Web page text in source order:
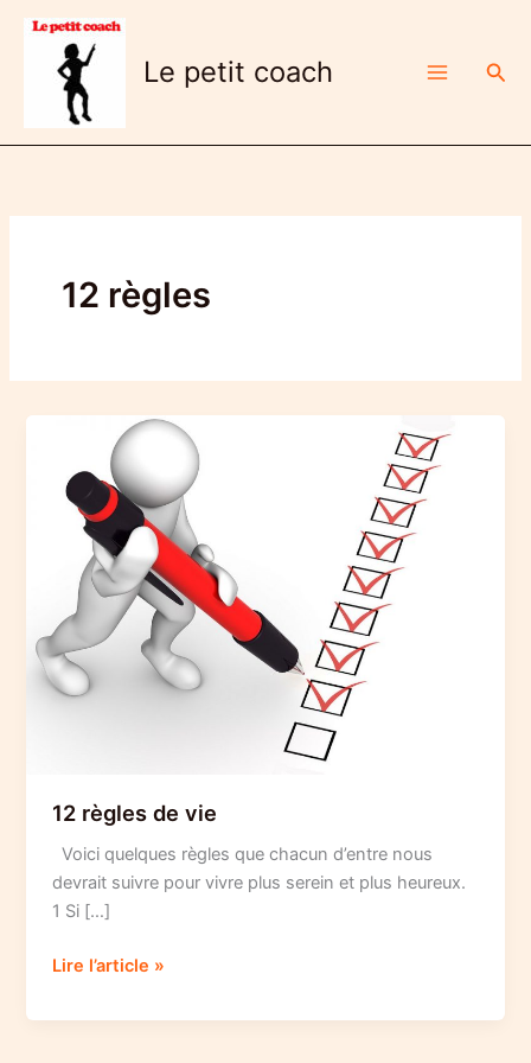
Aller
contenu
Le petit coach
12 règles
12 règles de vie
Voici quelques règles que chacun d’entre nous
devrait suivre pour vivre plus serein et plus heureux.
1 Si […]
12
de
Lire l’article »